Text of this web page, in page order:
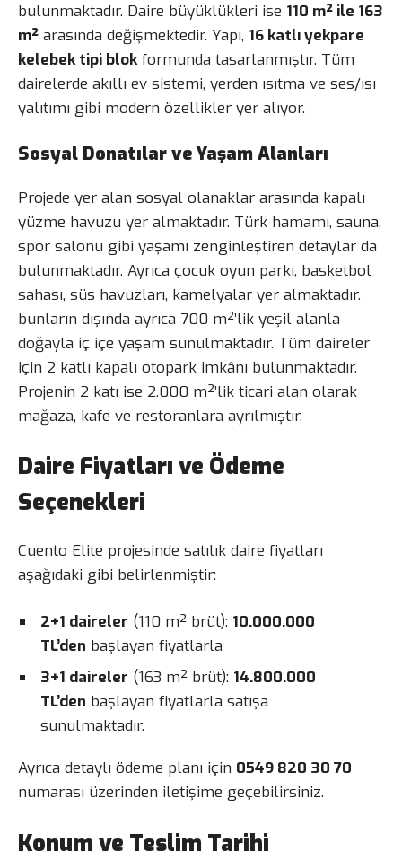
bulunmaktadır. Daire büyüklükleri ise 110 m² ile 163
m² arasında değişmektedir. Yapı, 16 katlı yekpare
kelebek tipi blokformunda tasarlanmıştır. Tüm
dairelerde akıllı ev sistemi, yerden ısıtma ve ses/ısı
yalıtımı gibi modern özellikler yer alıyor.
Sosyal Donatılar ve Yaşam Alanları
Projede yer alan sosyal olanaklar arasında kapalı
yüzme havuzu yer almaktadır. Türk hamamı, sauna,
spor salonu gibi yaşamı zenginleştiren detaylar da
bulunmaktadır. Ayrıca çocuk oyun parkı, basketbol
sahası, süs havuzları, kamelyalar yer almaktadır.
bunların dışında ayrıca 700 m²’lik yeşil alanla
doğayla iç içe yaşam sunulmaktadır. Tüm daireler
için 2 katlı kapalı otopark imkânı bulunmaktadır.
Projenin 2 katı ise 2.000 m²’lik ticari alan olarak
mağaza, kafe ve restoranlara ayrılmıştır.
Daire Fiyatları ve Ödeme
Seçenekleri
Cuento Elite projesinde satılık daire fiyatları
aşağıdaki gibi belirlenmiştir:
2+1 daireler (110 m² brüt): 10.000.000
TL’den başlayan fiyatlarla
3+1 daireler (163 m² brüt): 14.800.000
TL’den başlayan fiyatlarla satışa
sunulmaktadır.
Ayrıca detaylı ödeme planı için 0549 820 30 70
numarası üzerinden iletişime geçebilirsiniz.
Konum ve Teslim Tarihi